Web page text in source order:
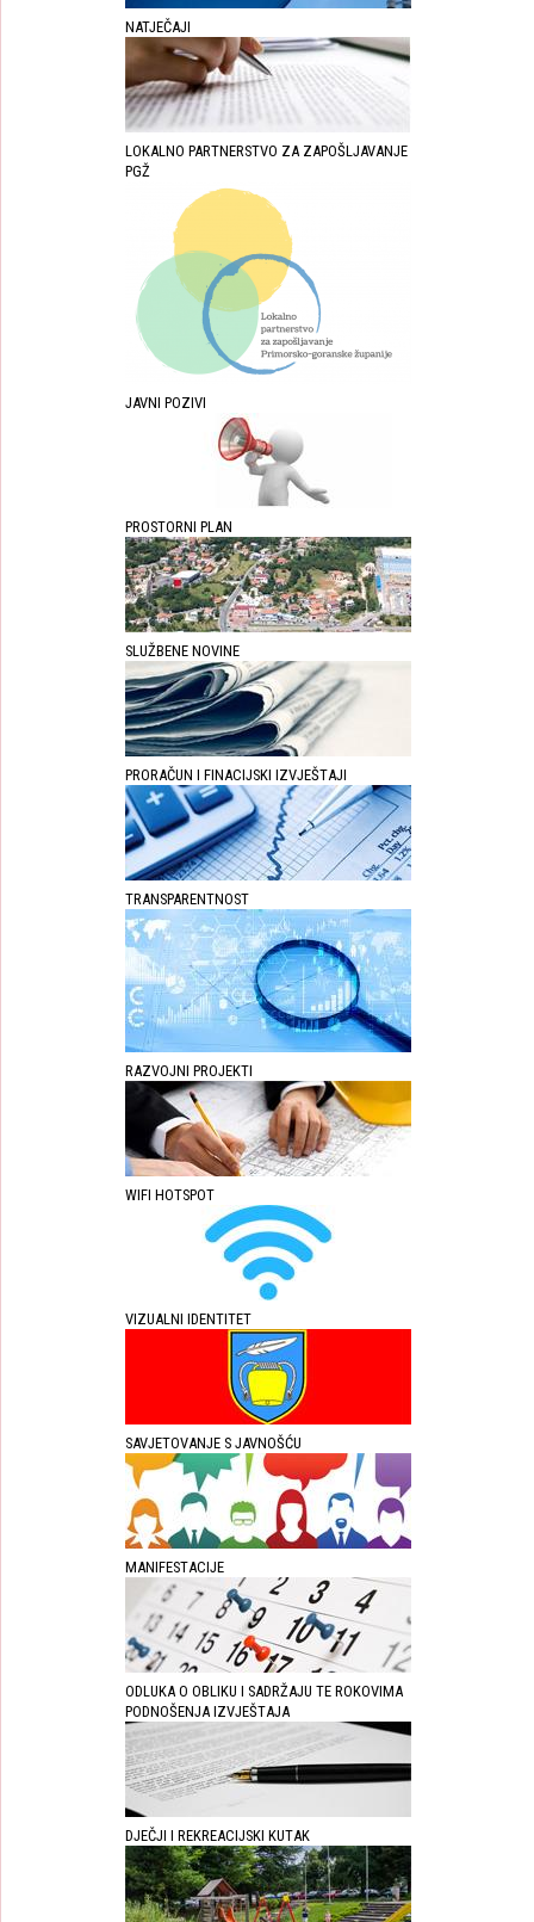
NATJEČAJI
LOKALNO PARTNERSTVO ZA ZAPOŠLJAVANJE
PGŽ
JAVNI POZIVI
PROSTORNI PLAN
SLUŽBENE NOVINE
PRORAČUN I FINACIJSKI IZVJEŠTAJI
TRANSPARENTNOST
RAZVOJNI PROJEKTI
WIFI HOTSPOT
VIZUALNI IDENTITET
SAVJETOVANJE S JAVNOŠĆU
MANIFESTACIJE
ODLUKA O OBLIKU I SADRŽAJU TE ROKOVIMA
PODNOŠENJA IZVJEŠTAJA
DJEČJI I REKREACIJSKI KUTAK